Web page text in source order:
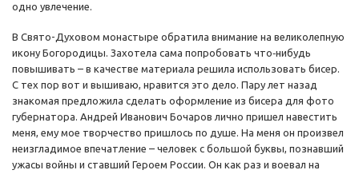
одно увлечение.
В Свято-Духовом монастыре обратила внимание на великолепную
икону Богородицы. Захотела сама попробовать что‑нибудь
повышивать – в качестве материала решила использовать бисер.
С тех пор вот и вышиваю, нравится это дело. Пару лет назад
знакомая предложила сделать оформление из бисера для фото
губернатора. Андрей Иванович Бочаров лично пришел навестить
меня, ему мое творчество пришлось по душе. На меня он произвел
неизгладимое впечатление – человек с большой буквы, познавший
ужасы войны и ставший Героем России. Он как раз и воевал на